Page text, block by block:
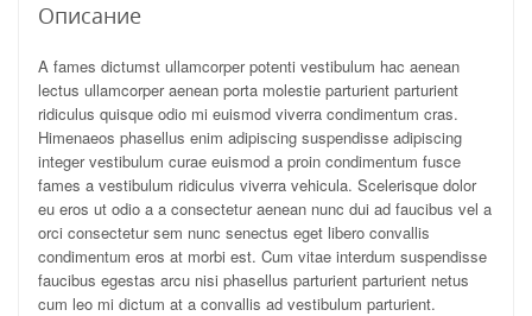
Описание
A fames dictumst ullamcorper potenti vestibulum hac aenean
lectus ullamcorper aenean porta molestie parturient parturient
ridiculus quisque odio mi euismod viverra condimentum cras.
Himenaeos phasellus enim adipiscing suspendisse adipiscing
integer vestibulum curae euismod a proin condimentum fusce
fames a vestibulum ridiculus viverra vehicula. Scelerisque dolor
eu eros ut odio a a consectetur aenean nunc dui ad faucibus vel a
orci consectetur sem nunc senectus eget libero convallis
condimentum eros at morbi est. Cum vitae interdum suspendisse
faucibus egestas arcu nisi phasellus parturient parturient netus
cum leo mi dictum at a convallis ad vestibulum parturient.